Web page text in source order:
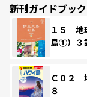
新刊ガイドブック
１５ 地
島①）３
Ｃ０２
８